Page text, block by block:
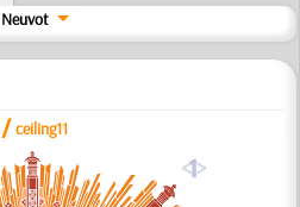
Neuvot
/ceiling11
a